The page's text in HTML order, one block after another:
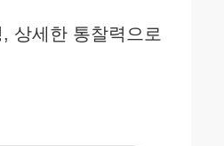
상세한 통찰력으로